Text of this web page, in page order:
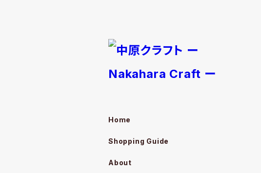
Home
Shopping Guide
About